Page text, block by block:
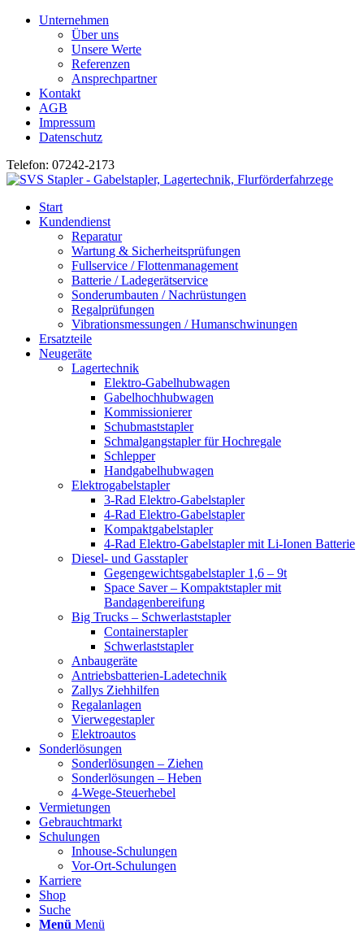
Unternehmen
Über uns
Unsere Werte
Referenzen
Ansprechpartner
Kontakt
AGB
Impressum
Datenschutz
Telefon: 07242-2173
Start
Kundendienst
Reparatur
Wartung & Sicherheitsprüfungen
Fullservice / Flottenmanagement
Batterie / Ladegerätservice
Sonderumbauten / Nachrüstungen
Regalprüfungen
Vibrationsmessungen / Humanschwinungen
Ersatzteile
Neugeräte
Lagertechnik
Elektro-Gabelhubwagen
Gabelhochhubwagen
Kommissionierer
Schubmaststapler
Schmalgangstapler für Hochregale
Schlepper
Handgabelhubwagen
Elektrogabelstapler
3-Rad Elektro-Gabelstapler
4-Rad Elektro-Gabelstapler
Kompaktgabelstapler
4-Rad Elektro-Gabelstapler mit Li-Ionen Batterie
Diesel- und Gasstapler
Gegengewichtsgabelstapler 1,6 – 9t
Space Saver – Kompaktstapler mit
Bandagenbereifung
Big Trucks – Schwerlaststapler
Containerstapler
Schwerlaststapler
Anbaugeräte
Antriebsbatterien-Ladetechnik
Zallys Ziehhilfen
Regalanlagen
Vierwegestapler
Elektroautos
Sonderlösungen
Sonderlösungen – Ziehen
Sonderlösungen – Heben
4-Wege-Steuerhebel
Vermietungen
Gebrauchtmarkt
Schulungen
Inhouse-Schulungen
Vor-Ort-Schulungen
Karriere
Shop
Suche
Menü Menü